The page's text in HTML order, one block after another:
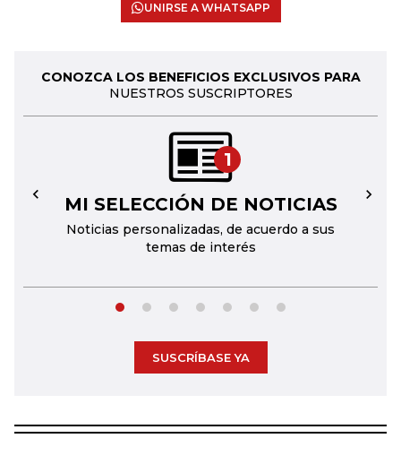
UNIRSE A WHATSAPP
CONOZCA LOS BENEFICIOS EXCLUSIVOS PARA
NUESTROS SUSCRIPTORES
1
MI SELECCIÓN DE NOTICIAS
Noticias personalizadas, de acuerdo a sus
temas de interés
← →
SUSCRÍBASE YA